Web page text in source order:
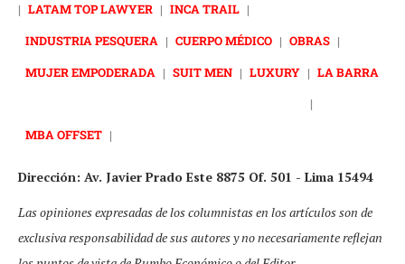
| LATAM TOP LAWYER | INCA TRAIL |
INDUSTRIA PESQUERA | CUERPO MÉDICO | OBRAS |
MUJER EMPODERADA | SUIT MEN | LUXURY | LA BARRA
|
MBA OFFSET |
Dirección: Av. Javier Prado Este 8875 Of. 501 - Lima 15494
Las opiniones expresadas de los columnistas en los artículos son de
exclusiva responsabilidad de sus autores y no necesariamente reflejan